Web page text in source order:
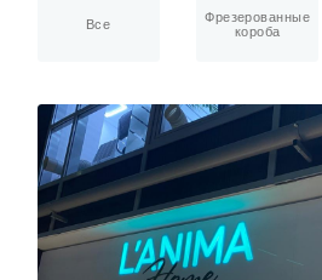
Все
Фрезерованные
короба